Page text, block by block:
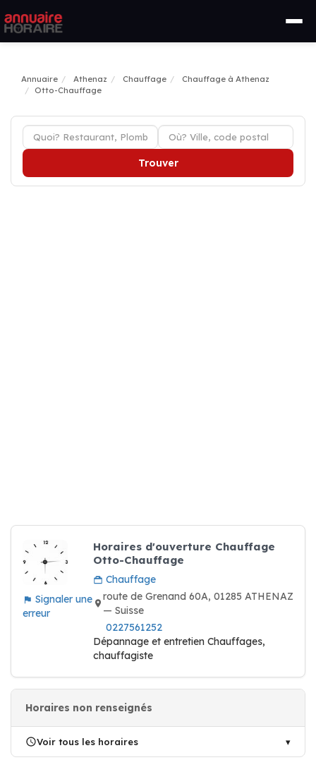
Annuaire Athenaz Chauffage
Chauffage à Athenaz
Otto-Chauffage
Trouver
Signaler une
erreur
Horaires d'ouverture Chauffage
Otto-Chauffage
Chauffage
route de Grenand 60A, 01285 ATHENAZ
— Suisse
0227561252
Dépannage et entretien Chauffages,
chauffagiste
Horaires non renseignés
Voir tous les horaires